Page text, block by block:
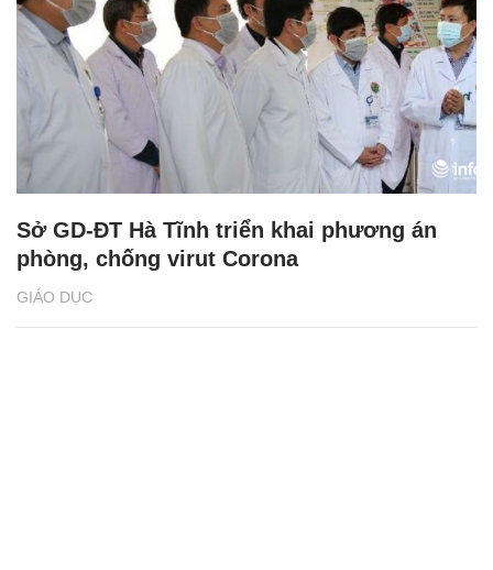
GIÁO DỤC
Sở GD-ĐT Hà Tĩnh triển khai phương án
phòng, chống virut Corona